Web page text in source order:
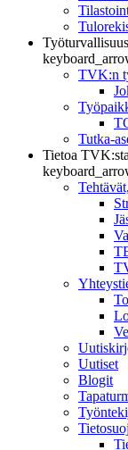
Työturvallisuus
TVK:n
Tutka-
Tietoa TVK:sta
Uutiset
Blogit